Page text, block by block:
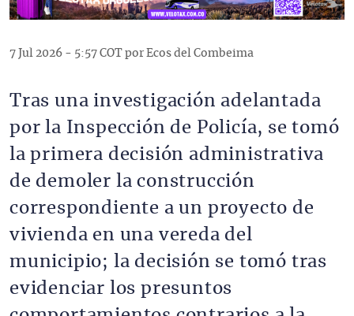
7 Jul 2026 - 5:57 COT por Ecos del Combeima
Tras una investigación adelantada
por la Inspección de Policía, se tomó
la primera decisión administrativa
de demoler la construcción
correspondiente a un proyecto de
vivienda en una vereda del
municipio; la decisión se tomó tras
evidenciar los presuntos